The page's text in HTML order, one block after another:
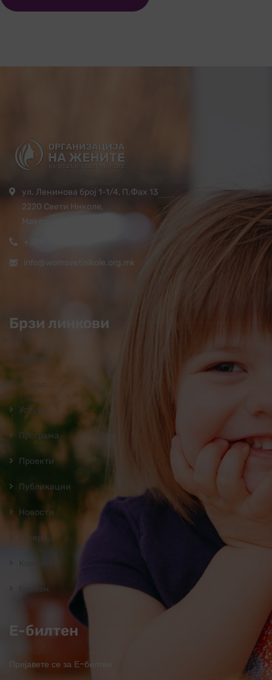
ул. Ленинова број 1-1/4, П.Фах 13
2220 Свети Николе,
Македонија
info@womsvetinikole.org.mk
Брзи линкови
Почетна
За нас
Услуги
Програмa
Проекти
Публикации
Новости
Галерија
Билтен
Е-билтен
Пријавете се за Е-билтен